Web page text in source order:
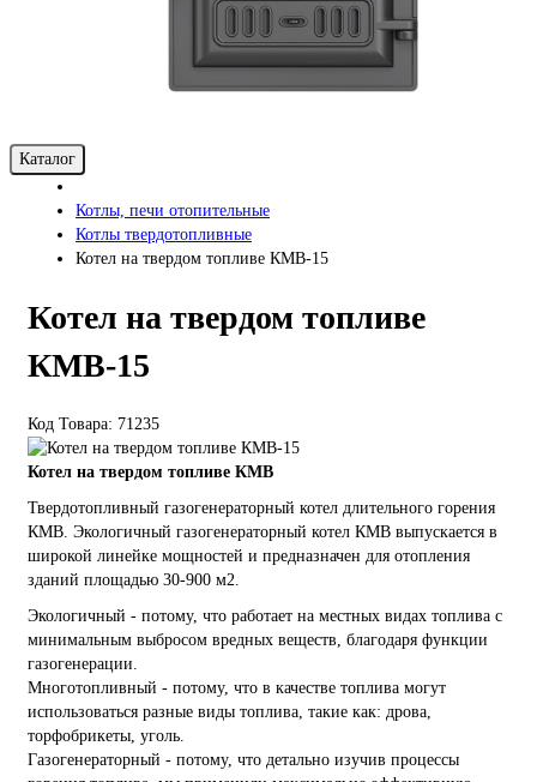
Каталог
Котлы, печи отопительные
Котлы твердотопливные
Котел на твердом топливе КМВ-15
Котел на твердом топливе
КМВ-15
Код Товара: 71235
Котел на твердом топливе КМВ
Твердотопливный газогенераторный котел длительного горения
КМВ. Экологичный газогенераторный котел КМВ выпускается в
широкой линейке мощностей и предназначен для отопления
зданий площадью 30-900 м2.
Экологичный - потому, что работает на местных видах топлива с
минимальным выбросом вредных веществ, благодаря функции
газогенерации.
Многотопливный - потому, что в качестве топлива могут
использоваться разные виды топлива, такие как: дрова,
торфобрикеты, уголь.
Газогенераторный - потому, что детально изучив процессы